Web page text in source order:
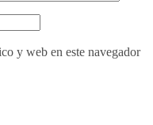
y web en este navegador